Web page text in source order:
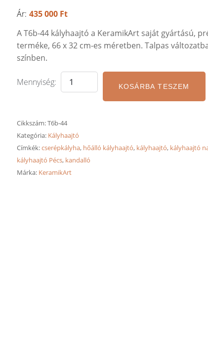
435 000 Ft
A T6b-44 kályhaajtó a KeramikArt saját gyártású,
terméke, 66 x 32 cm-es méretben. Talpas
színben.
KOSÁRBA TESZEM
Cikkszám:T6b-44
Kategória: Kályhaajtó
Címkék:cserépkályha, hőálló kályhaajtó, kályhaajtó, kályhaajtó
kályhaajtó Pécs, kandalló
Márka: KeramikArt